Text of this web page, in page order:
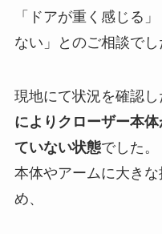
「ドアが重く感じる
ない」とのご相談でし
現地にて状況を確認し
によりクローザー本
ていない状態でした。
本体やアームに大き
め、